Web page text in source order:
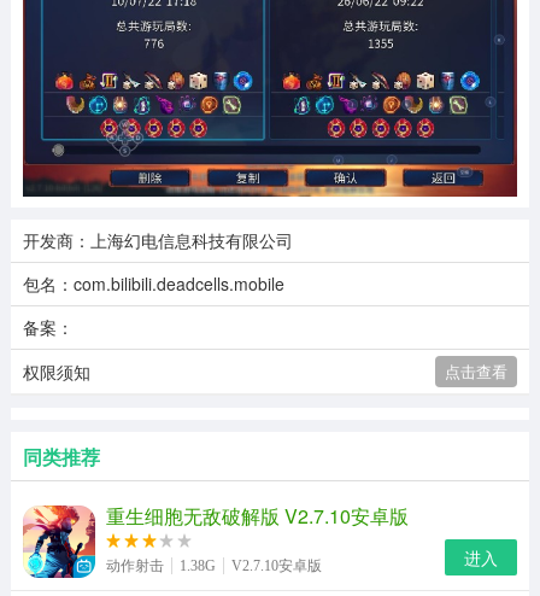
开发商：上海幻电信息科技有限公司
包名：com.bilibili.deadcells.mobile
备案：
权限须知
点击查看
同类推荐
重生细胞无敌破解版 V2.7.10安卓版
动作射击 1.38G V2.7.10安卓版 进入